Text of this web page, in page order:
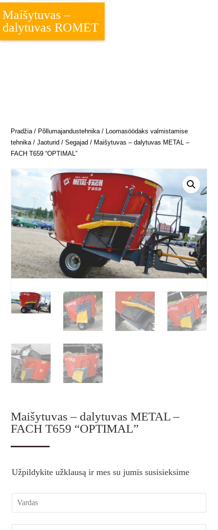
Maišytuvas –
dalytuvas ROMET
Pradžia/ Põllumajandustehnika/ Loomasöödaks valmistamise
tehnika/Jaoturid / Segajad / Maišytuvas – dalytuvas METAL –
FACH T659 “OPTIMAL”
Maišytuvas – dalytuvas METAL –
FACH T659 “OPTIMAL”
Užpildykite užklausą ir mes su jumis susisieksime